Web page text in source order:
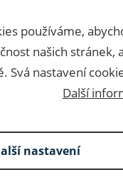
a jiné aranžérské
používáme,
našich stránek,
Svá nastavení
Další
nastavení